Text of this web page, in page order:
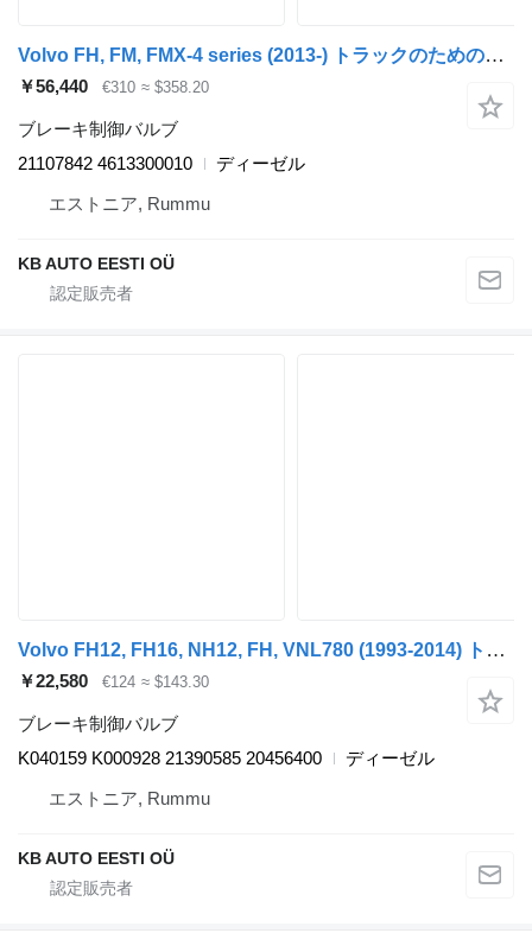
Volvo FH, FM, FMX-4 series (2013-) トラックのためのVolvo FH（01.12-） 21107842 ブレーキ制御バルブ
￥56,440 €310 ≈ $358.20
ブレーキ制御バルブ
21107842 4613300010
ディーゼル
エストニア, Rummu
KB AUTO EESTI OÜ
Volvo FH12, FH16, NH12, FH, VNL780 (1993-2014) トラックのためのKnorr-Bremse K040159 K000928 ブレーキ制御バルブ
￥22,580 €124 ≈ $143.30
ブレーキ制御バルブ
K040159 K000928 21390585 20456400
ディーゼル
エストニア, Rummu
KB AUTO EESTI OÜ